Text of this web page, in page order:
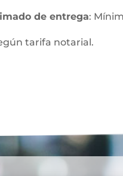
de entrega:
tarifa notarial.